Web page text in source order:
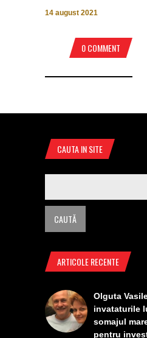
14 august 2021
0 COMMENT
CAUTA IN SITE
ARTICOLE RECENTE
Olguta
invataturile
somajul
pentru